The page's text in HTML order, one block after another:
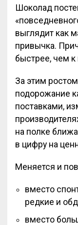
Шоколад
выглядит как
привычка.
быстрее, чем к
За этим
подорожание
поставками,
на полке
в цифру на
Меняется и
вместо
редкие и
вместо